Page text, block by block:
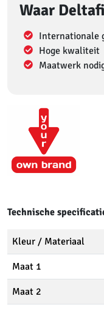
Waar
Internationale
Hoge kwaliteit
Maatwerk
Technische
Kleur / Materiaal
Maat 1
Maat 2